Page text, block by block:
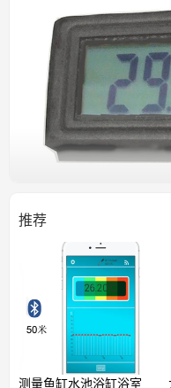
体积小巧的面板型
设备中使用。温度
方式。
功能特性
外置或内置温度
LED背光源的液
■使用内置纽扣电
推荐
测量鱼缸水池浴缸浴室